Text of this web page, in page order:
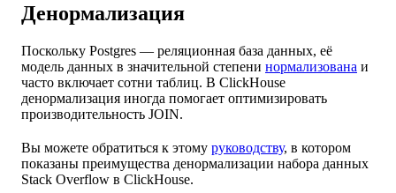
Денормализация
Поскольку Postgres — реляционная база данных, её
модель данных в значительной степени нормализована и
часто включает сотни таблиц. В ClickHouse
денормализация иногда помогает оптимизировать
производительность JOIN.
Вы можете обратиться к этому руководству, в котором
показаны преимущества денормализации набора данных
Stack Overflow в ClickHouse.